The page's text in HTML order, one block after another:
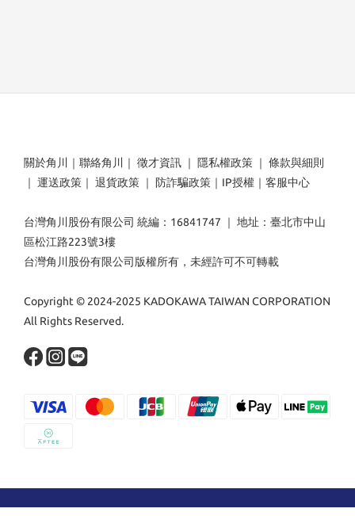
關於角川 ｜ 聯絡角川 ｜ 徵才資訊 ｜ 隱私權政策 ｜ 條款與細則
｜ 運送政策 ｜ 退貨政策 ｜ 防詐騙政策 ｜ IP授權 ｜ 客服中心
台灣角川股份有限公司 統編：16841747 ｜ 地址：臺北市中山
區松江路223號3樓
台灣角川股份有限公司版權所有，未經許可不可轉載
Copyright © 2024-2025 KADOKAWA TAIWAN CORPORATION
All Rights Reserved.